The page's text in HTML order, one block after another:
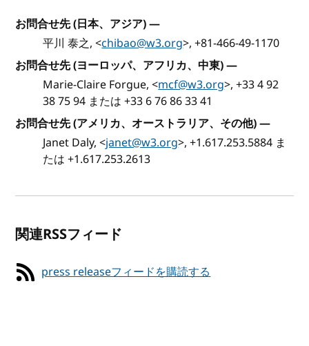
お問合せ先 (日本、アジア)—
平川 泰之, <chibao@w3.org>, +81-466-49-1170
お問合せ先 (ヨーロッパ、アフリカ、中東)—
Marie-Claire Forgue, <mcf@w3.org>, +33 4 92
38 75 94 または +33 6 76 86 33 41
お問合せ先 (アメリカ、オーストラリア、その他)—
Janet Daly, <janet@w3.org>, +1.617.253.5884 ま
たは +1.617.253.2613
関連RSSフィード
press releaseフィードを購読する